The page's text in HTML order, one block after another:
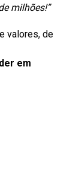
milhões!”
valores, de
em